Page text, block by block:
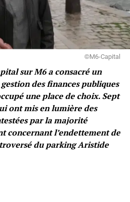
©M6-Capital
sur M6 a consacré un
des finances publiques
une place de choix. Sept
ont mis en lumière des
par la majorité
concernant l’endettement de
du parking Aristide